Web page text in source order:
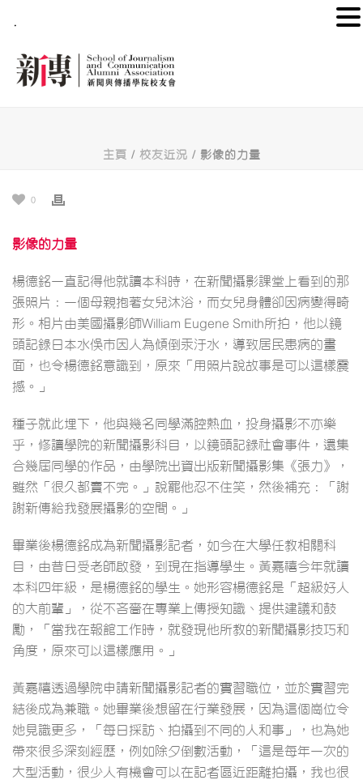
主頁 / 校友近況 / 影像的力量
0
影像的力量
楊德銘一直記得他就讀本科時，在新聞攝影課堂上看到的那
張照片：一個母親抱著女兒沐浴，而女兒身體卻因病變得畸
形。相片由美國攝影師William Eugene Smith所拍，他以鏡
頭記錄日本水俁市因人為傾倒汞汙水，導致居民患病的畫
面，也令楊德銘意識到，原來「用照片說故事是可以這樣震
撼。」
種子就此埋下，他與幾名同學滿腔熱血，投身攝影不亦樂
乎，修讀學院的新聞攝影科目，以鏡頭記錄社會事件，還集
合幾屆同學的作品，由學院出資出版新聞攝影集《張力》，
雖然「很久都賣不完。」說罷他忍不住笑，然後補充：「謝
謝新傳給我發展攝影的空間。」
畢業後楊德銘成為新聞攝影記者，如今在大學任教相關科
目，由昔日受老師啟發，到現在指導學生。黃嘉禧今年就讀
本科四年級，是楊德銘的學生。她形容楊德銘是「超級好人
的大前輩」，從不吝嗇在專業上傳授知識、提供建議和鼓
勵，「當我在報館工作時，就發現他所教的新聞攝影技巧和
角度，原來可以這樣應用。」
黃嘉禧透過學院申請新聞攝影記者的實習職位，並於實習完
結後成為兼職。她畢業後想留在行業發展，因為這個崗位令
她見識更多，「每日採訪、拍攝到不同的人和事」，也為她
帶來很多深刻經歷，例如除夕倒數活動，「這是每年一次的
大型活動，很少人有機會可以在記者區近距離拍攝，我也很
.